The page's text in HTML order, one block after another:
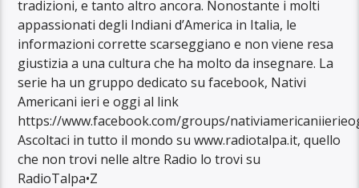
tradizioni, e tanto altro ancora. Nonostante i molti
appassionati degli Indiani d’America in Italia, le
informazioni corrette scarseggiano e non viene resa
giustizia a una cultura che ha molto da insegnare. La
serie ha un gruppo dedicato su facebook, Nativi
Americani ieri e oggi al link
https://www.facebook.com/groups/
Ascoltaci in tutto il mondo su www.radiotalpa.it, quello
che non trovi nelle altre Radio lo trovi su
RadioTalpa•Z